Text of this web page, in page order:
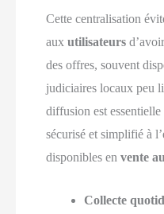
Cette centralisation
auxutilisateurs
des offres, souvent
judiciaires locaux peu
diffusion est
sécurisé et simplifié à
disponibles envente
Collecte